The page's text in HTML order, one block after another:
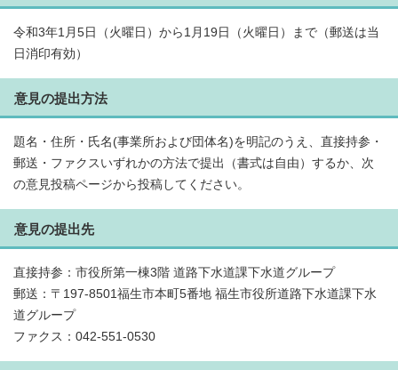
令和3年1月5日（火曜日）から1月19日（火曜日）まで（郵送は当
日消印有効）
意見の提出方法
題名・住所・氏名(事業所および団体名)を明記のうえ、直接持参・
郵送・ファクスいずれかの方法で提出（書式は自由）するか、次
の意見投稿ページから投稿してください。
意見の提出先
直接持参：市役所第一棟3階 道路下水道課下水道グループ
郵送：〒197-8501福生市本町5番地 福生市役所道路下水道課下水
道グループ
ファクス：042-551-0530